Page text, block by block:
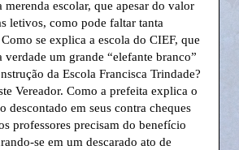
escolar, que apesar do valor
letivos, como pode faltar tanta
se explica a escola do CIEF, que
um grande “elefante branco”
da Escola Francisca Trindade?
Vereador. Como a prefeita explica o
descontado em seus contra cheques
professores precisam do benefício
se em um descarado ato de